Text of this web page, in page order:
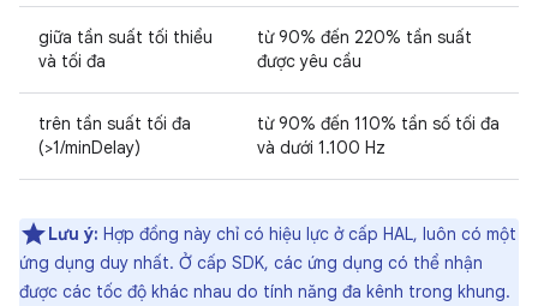
giữa tần suất tối thiểu
và tối đa
từ 90% đến 220% tần suất
được yêu cầu
trên tần suất tối đa
(>1/minDelay)
từ 90% đến 110% tần số tối đa
và dưới 1.100 Hz
Lưu ý: Hợp đồng này chỉ có hiệu lực ở cấp HAL, luôn có một
ứng dụng duy nhất. Ở cấp SDK, các ứng dụng có thể nhận
được các tốc độ khác nhau do tính năng đa kênh trong khung.